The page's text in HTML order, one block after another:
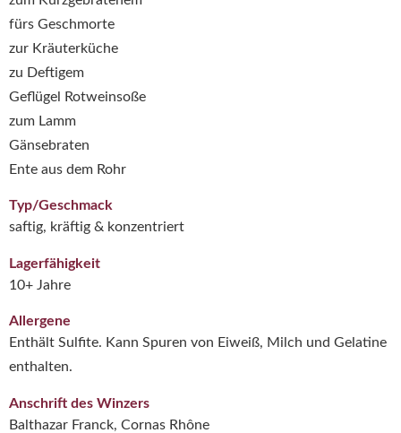
fürs Geschmorte
zur Kräuterküche
zu Deftigem
Geflügel Rotweinsoße
zum Lamm
Gänsebraten
Ente aus dem Rohr
Typ/Geschmack
saftig, kräftig & konzentriert
Lagerfähigkeit
10+ Jahre
Allergene
Enthält Sulfite. Kann Spuren von Eiweiß, Milch und Gelatine
enthalten.
Anschrift des Winzers
Balthazar Franck, Cornas Rhône